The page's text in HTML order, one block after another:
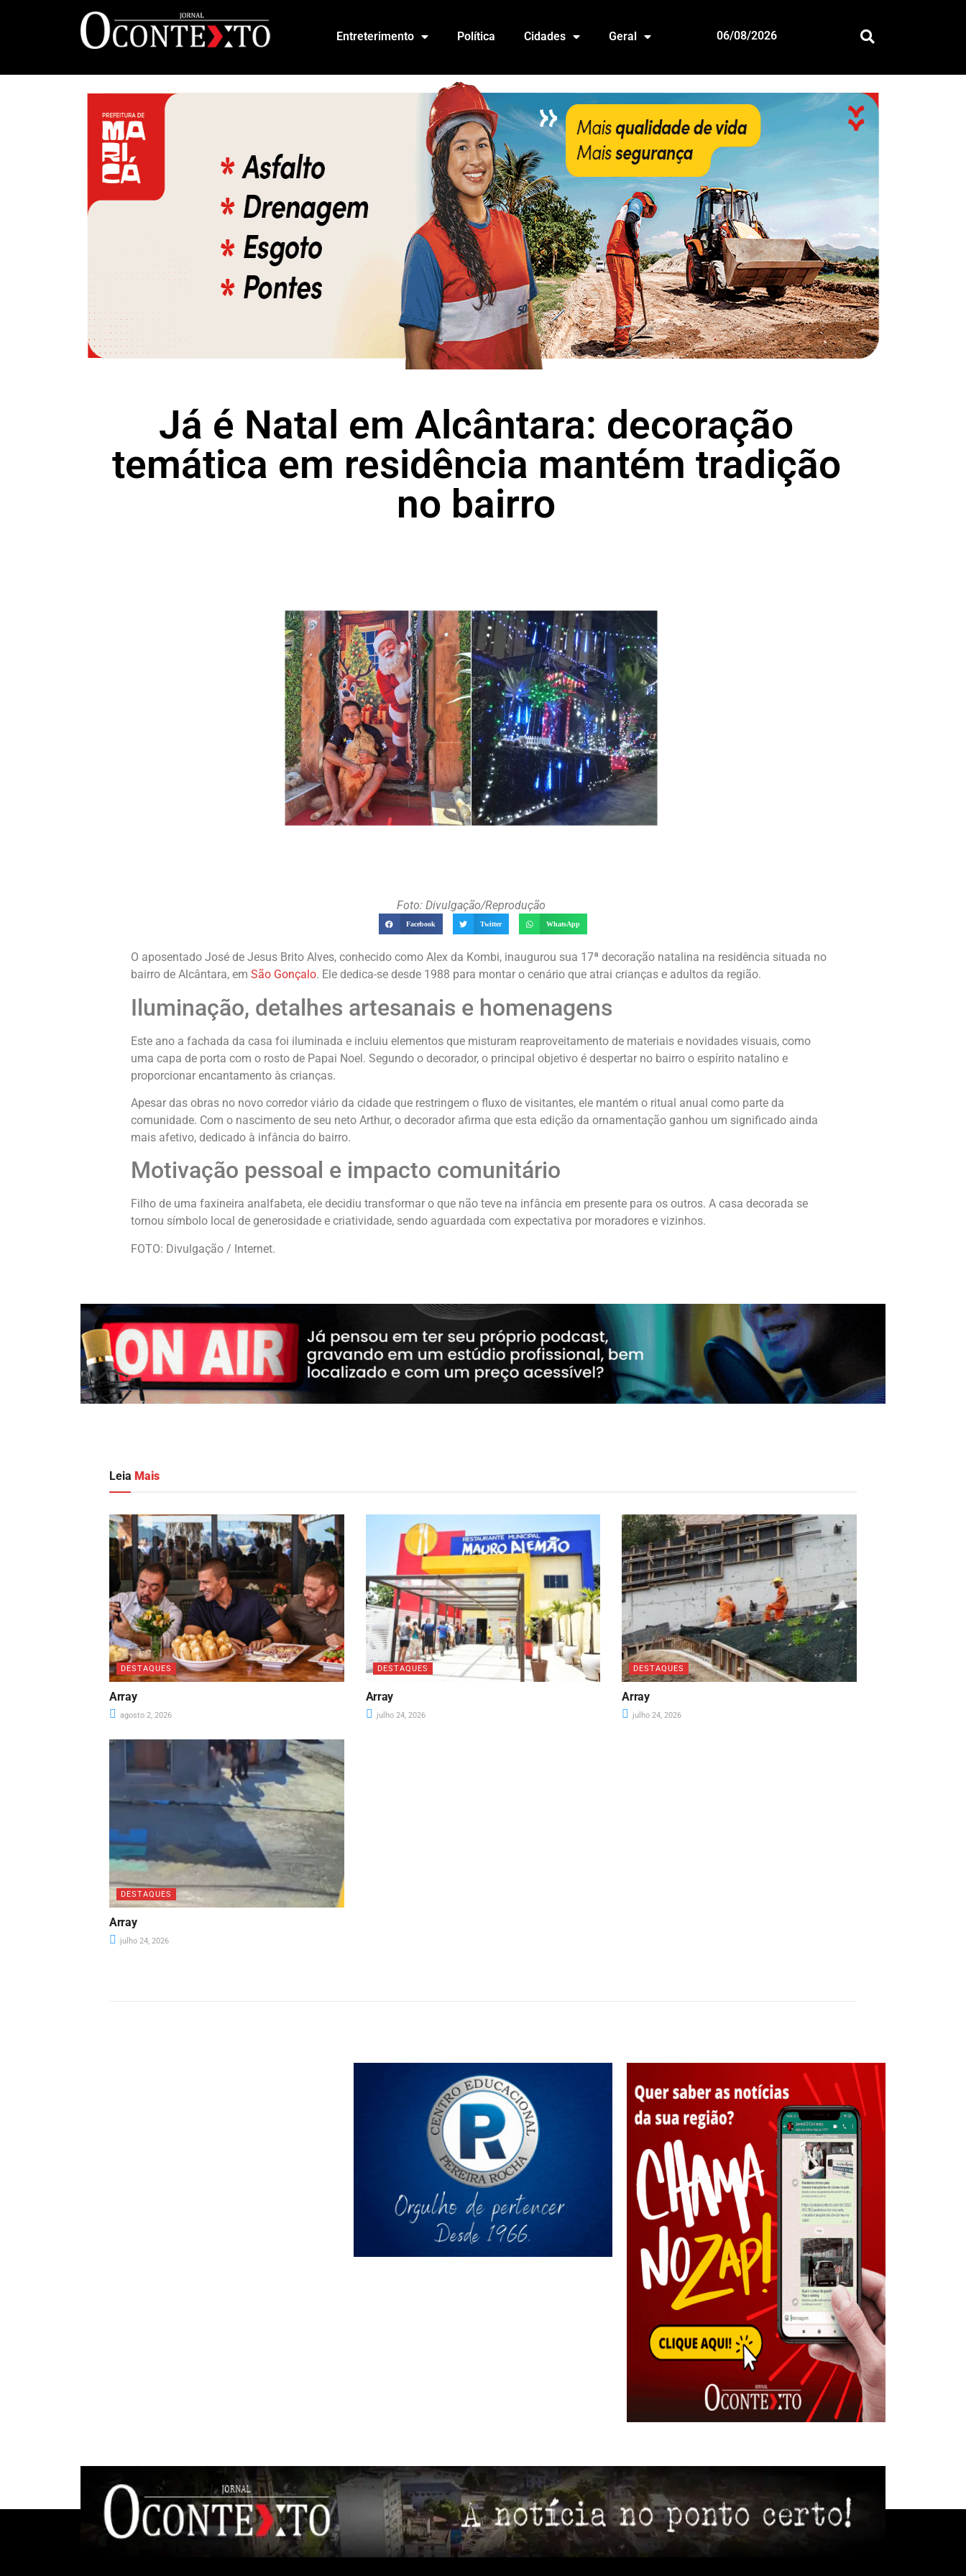
Entreterimento Política Cidades Geral 06/08/2026
Já é Natal em Alcântara: decoração
temática em residência mantém tradição
no bairro
Foto: Divulgação/Reprodução
Facebook Twitter WhatsApp
O aposentado José de Jesus Brito Alves, conhecido como Alex da Kombi, inaugurou sua 17ª decoração natalina na residência situada no
bairro de Alcântara, em São Gonçalo. Ele dedica-se desde 1988 para montar o cenário que atrai crianças e adultos da região.
Iluminação, detalhes artesanais e homenagens
Este ano a fachada da casa foi iluminada e incluiu elementos que misturam reaproveitamento de materiais e novidades visuais, como
uma capa de porta com o rosto de Papai Noel. Segundo o decorador, o principal objetivo é despertar no bairro o espírito natalino e
proporcionar encantamento às crianças.
Apesar das obras no novo corredor viário da cidade que restringem o fluxo de visitantes, ele mantém o ritual anual como parte da
comunidade. Com o nascimento de seu neto Arthur, o decorador afirma que esta edição da ornamentação ganhou um significado ainda
mais afetivo, dedicado à infância do bairro.
Motivação pessoal e impacto comunitário
Filho de uma faxineira analfabeta, ele decidiu transformar o que não teve na infância em presente para os outros. A casa decorada se
tornou símbolo local de generosidade e criatividade, sendo aguardada com expectativa por moradores e vizinhos.
FOTO: Divulgação / Internet.
Leia Mais
DESTAQUES
Array
agosto 2, 2026
DESTAQUES
Array
julho 24, 2026
DESTAQUES
Array
julho 24, 2026
DESTAQUES
Array
julho 24, 2026